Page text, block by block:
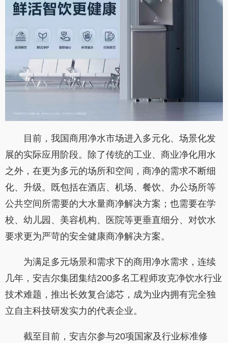
目前，我国商用净水市场进入多元化、场景化发
展的实际应用阶段。除了传统的工业、商业净化用水
之外，在更为多元的场所和空间，商净的需求不断细
化、升级。既包括在酒店、机场、餐饮、办公场所等
公共空间所需要的大水量商净解决方案；也需要在学
校、幼儿园、美容机构、医院等更垂直细分、对饮水
要求更为严苛的安全健康商净解决方案。
为满足多元场景和需求下的商用净水需求，连续
几年，安吉尔集团集结200多名工程师攻克净饮水行业
技术难题，推出长效复合滤芯，成为业内拥有完全独
立自主科技研发实力的代表企业。
截至目前，安吉尔参与20项国家及行业标准修